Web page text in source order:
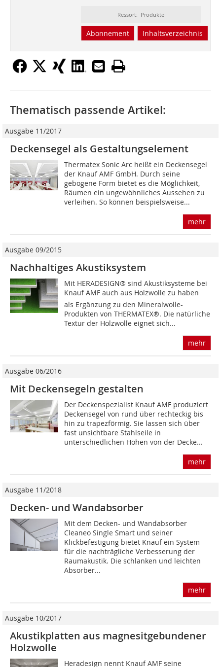
Ressort: Produkte
Abonnement Inhaltsverzeichnis
Thematisch passende Artikel:
Ausgabe 11/2017
Deckensegel als Gestaltungselement
Thermatex Sonic Arc heißt ein Deckensegel
der Knauf AMF GmbH. Durch seine
gebogene Form bietet es die Möglichkeit,
Räumen ein ungewöhnliches Aussehen zu
verleihen. So können beispielsweise...
mehr
Ausgabe 09/2015
Nachhaltiges Akustiksystem
Mit HERADESIGN® sind Akustiksysteme bei
Knauf AMF auch aus Holzwolle zu haben 
als Ergänzung zu den Mineralwolle-
Produkten von THERMATEX®. Die natürliche
Textur der Holzwolle eignet sich...
mehr
Ausgabe 06/2016
Mit Deckensegeln gestalten
Der Deckenspezialist Knauf AMF produziert
Deckensegel von rund über rechteckig bis
hin zu trapezförmig. Sie lassen sich über
fast unsichtbare Stahlseile in
unterschiedlichen Höhen von der Decke...
mehr
Ausgabe 11/2018
Decken- und Wandabsorber
Mit dem Decken- und Wandabsorber
Cleaneo Single Smart und seiner
Klickbefestigung bietet Knauf ein System
für die nachträgliche Verbesserung der
Raumakustik. Die schlanken und leichten
Absorber...
mehr
Ausgabe 10/2017
Akustikplatten aus magnesitgebundener
Holzwolle
Heradesign nennt Knauf AMF seine